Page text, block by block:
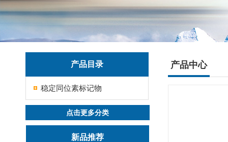
产品目录
稳定同位素标记物
点击更多分类
新品推荐
产品中心